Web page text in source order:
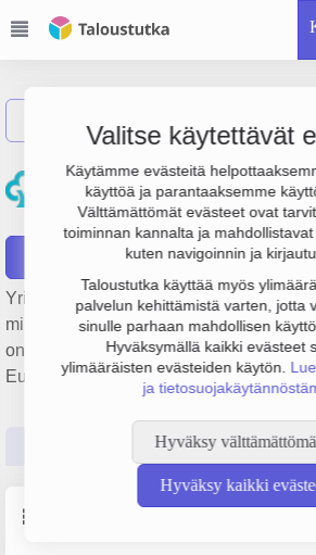
Valitse käytettävät
Käytämme evästeitä
käyttöä ja parantaaksemme
Välttämättömät evästeet ovat
toiminnan kannalta ja mahdollistavat
kuten navigoinnin ja
Taloustutka käyttää myös
palvelun kehittämistä varten, jotta
sinulle parhaan mahdollisen
Hyväksymällä kaikki evästeet
ylimääräisten evästeiden käytön.
ja
Hyväksy
Hyväksy kaikki
Eurajoen
Yrityksen Eurajoen Säästöpankkisäätiö
milj. €, tulos 2 milj. € ja
on Muu pankkitoiminta, perustamisvuosi
Eurajoki. Yrityksen yhtiömuoto Säätiö
Tilinpäätösluvut